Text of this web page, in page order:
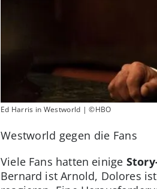
Ed Harris in Westworld | ©HBO
Westworld gegen die Fans
Viele Fans hatten einige
Bernard ist Arnold, Dolores